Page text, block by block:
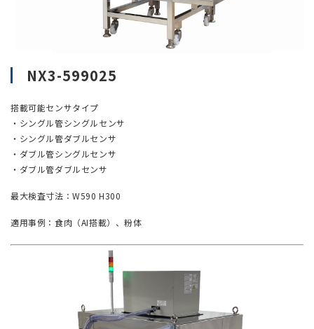
NX3-599025
搭載可能センサタイプ
・シングル管シングルセンサ
・シングル管ダブルセンサ
・ダブル管シングルセンサ
・ダブル管ダブルセンサ
最大検査寸法：W590 H300
適用事例：食肉（AI搭載）、粉体